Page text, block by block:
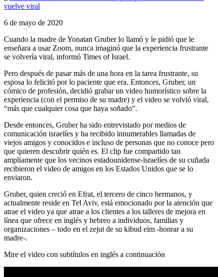
6 de mayo de 2020
Cuando la madre de Yonatan Gruber lo llamó y le pidió que le
enseñara a usar Zoom, nunca imaginó que la experiencia frustrante
se volvería viral, informó Times of Israel.
Pero después de pasar más de una hora en la tarea frustrante, su
esposa lo felicitó por lo paciente que era. Entonces, Gruber, un
cómico de profesión, decidió grabar un video humorístico sobre la
experiencia (con el permiso de su madre) y el video se volvió viral,
“más que cualquier cosa que haya soñado”.
Desde entonces, Gruber ha sido entrevistado por medios de
comunicación israelíes y ha recibido innumerables llamadas de
viejos amigos y conocidos e incluso de personas que no conoce pero
que quieren descubrir quién es. El clip fue compartido tan
ampliamente que los vecinos estadounidense-israelíes de su cuñada
recibieron el video de amigos en los Estados Unidos que se lo
enviaron.
Gruber, quien creció en Efrat, el tercero de cinco hermanos, y
actualmente reside en Tel Aviv, está emocionado por la atención que
atrae el video ya que atrae a los clientes a los talleres de mejora en
línea que ofrece en inglés y hebreo a individuos, familias y
organizaciones – todo en el zejut de su kibud eim -honrar a su
madre-.
Mire el video con subtítulos en inglés a continuación